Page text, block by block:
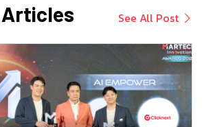
See All Post